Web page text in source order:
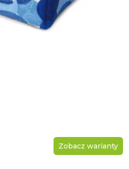
Zobacz warianty